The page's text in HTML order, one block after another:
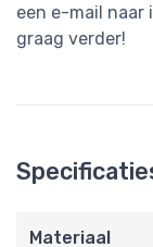
een e-mail naar
graag verder!
Materiaal